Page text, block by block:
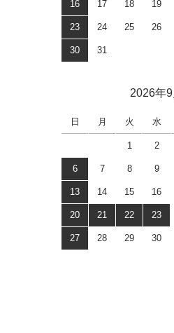
16 17 18 19
23 24 25 26
30 31
2026年9
日 月 火 水
1 2
6 7 8 9
13 14 15 16
20 21 22 23
27 28 29 30